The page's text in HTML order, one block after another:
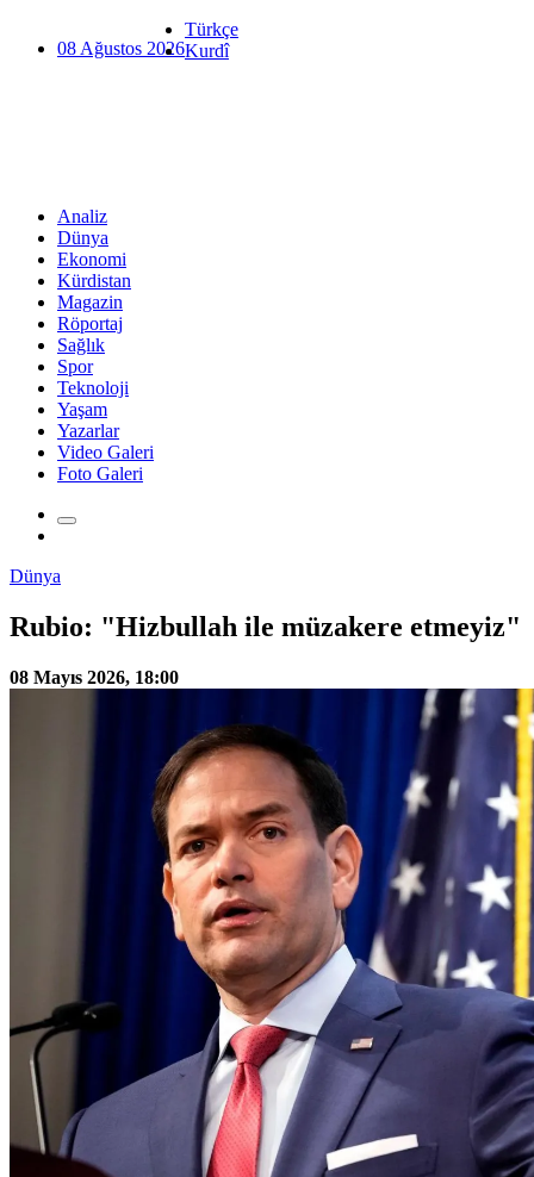
08 Ağustos 2026
Türkçe
Kurdî
Analiz
Dünya
Ekonomi
Kürdistan
Magazin
Röportaj
Sağlık
Spor
Teknoloji
Yaşam
Yazarlar
Video Galeri
Foto Galeri
Dünya
Rubio: "Hizbullah ile müzakere etmeyiz"
08 Mayıs 2026, 18:00